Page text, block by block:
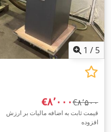
1 / 5
‎€۸٬۰۰۰ ‎€۸٬۵۰۰
قیمت ثابت به اضافه مالیات بر ارزش
افزوده